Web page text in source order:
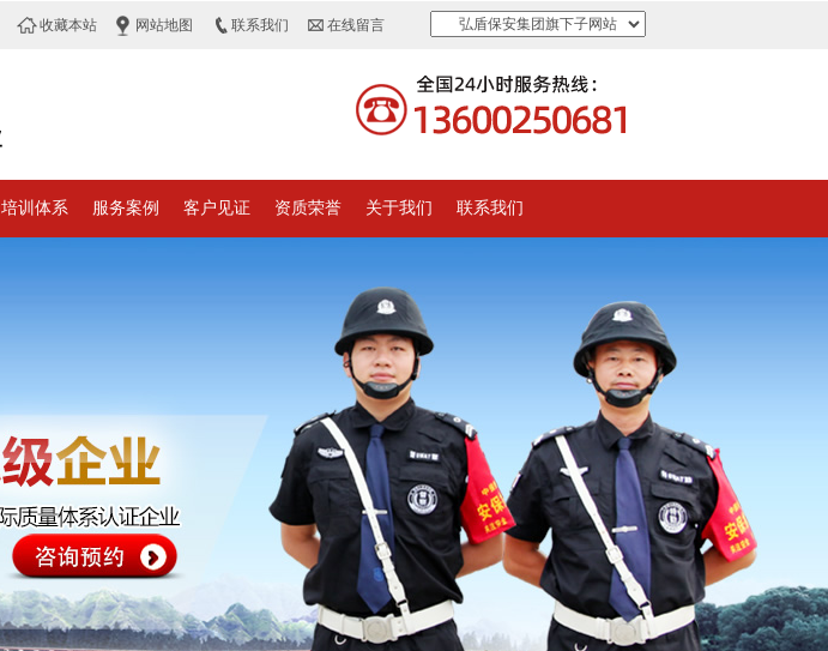
收藏本站 网站地图 联系我们 在线留言 弘盾保安集团旗下子网站
培训体系 服务案例 客户见证 资质荣誉 关于我们 联系我们